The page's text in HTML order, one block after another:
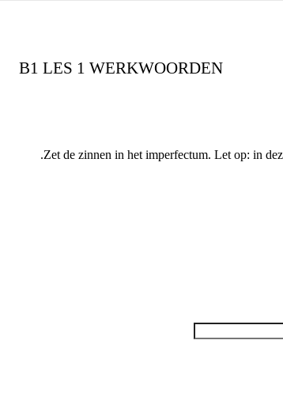
B1 LES 1 WERKWOORDEN
Zet de zinnen in het imperfectum. Let op: in